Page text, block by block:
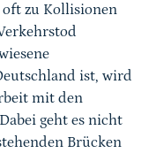
zu Kollisionen
ist, wird
mit den
geht es nicht
Brücken